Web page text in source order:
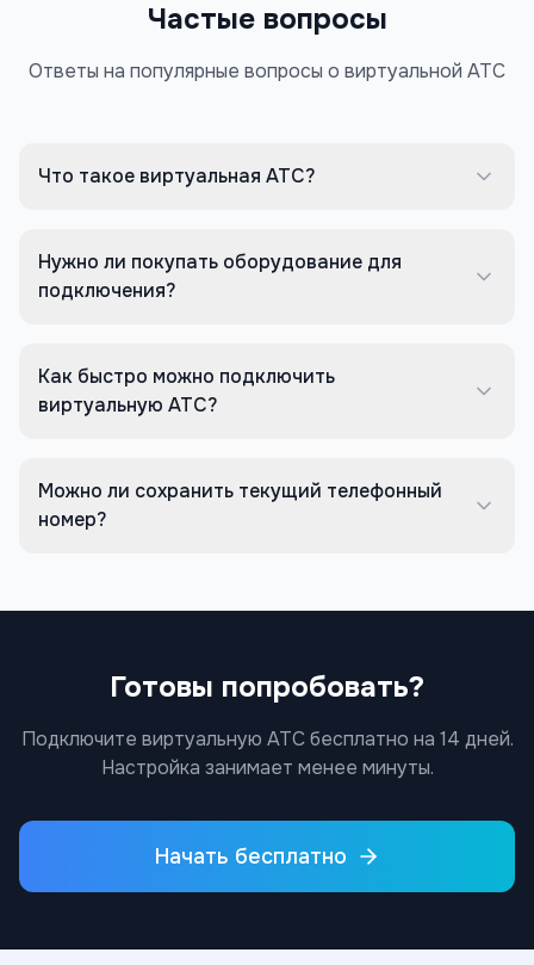
Частые вопросы
Ответы на популярные вопросы о виртуальной АТС
Что такое виртуальная АТС?
Нужно ли покупать оборудование для
подключения?
Как быстро можно подключить
виртуальную АТС?
Можно ли сохранить текущий телефонный
номер?
Готовы попробовать?
Подключите виртуальную АТС бесплатно на 14 дней.
Настройка занимает менее минуты.
Начать бесплатно